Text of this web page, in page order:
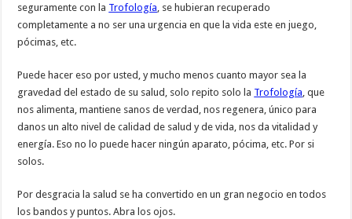
seguramente con la Trofología, se hubieran recuperado
completamente a no ser una urgencia en que la vida este en juego,
pócimas, etc.
Puede hacer eso por usted, y mucho menos cuanto mayor sea la
gravedad del estado de su salud, solo repito solo la Trofología, que
nos alimenta, mantiene sanos de verdad, nos regenera, único para
danos un alto nivel de calidad de salud y de vida, nos da vitalidad y
energía. Eso no lo puede hacer ningún aparato, pócima, etc. Por si
solos.
Por desgracia la salud se ha convertido en un gran negocio en todos
los bandos y puntos. Abra los ojos.